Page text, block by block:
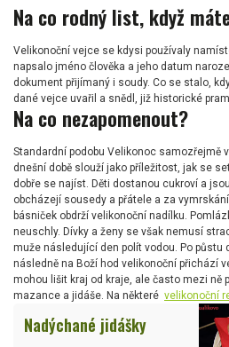
Na co rodný list, když
Velikonoční vejce se kdysi používaly
napsalo jméno člověka a jeho datum
dokument přijímaný i soudy. Co se stalo,
dané vejce uvařil a snědl, již historické
Na co nezapomenout?
Standardní podobu Velikonoc samozřejmě
dnešní době slouží jako příležitost, jak se
dobře se najíst. Děti dostanou cukroví a
obcházejí sousedy a přátele a za
básniček obdrží velikonoční nadílku.
neuschly. Dívky a ženy se však nemusí
muže následující den polít vodou. Po půstu
následně na Boží hod velikonoční přichází
mohou lišit kraj od kraje, ale často mezi ně
mazance a jidáše. Na některé velikonoční
Nadýchané jidášky